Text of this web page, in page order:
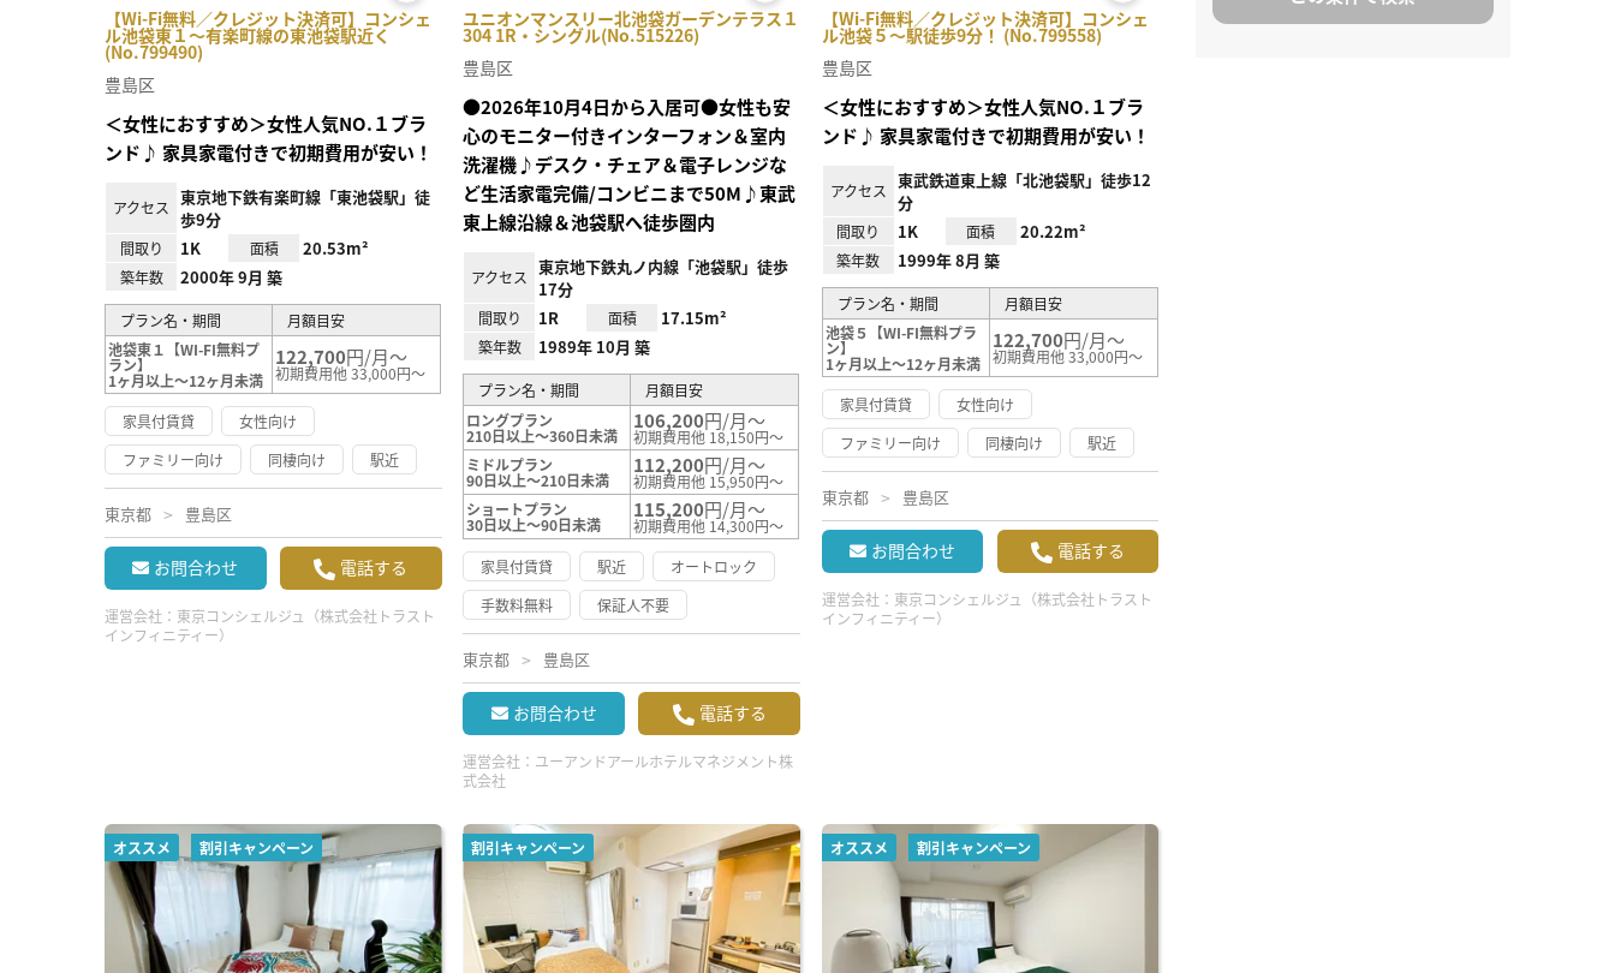
【Wi-Fi無料／クレジット決済可】コンシェ
ル池袋東１～有楽町線の東池袋駅近く
(No.799490)
お気
に入
豊島区
＜女性におすすめ＞女性人気NO.１ブラ
ンド♪ 家具家電付きで初期費用が安い！
アクセス
東京地下鉄有楽町線「東池袋駅」徒
歩9分
間取り 1K 面積 20.53m²
築年数 2000年 9月 築
プラン名・期間
月額目安
池袋東１【WI-FI無料プ
ラン】
1ヶ月以上～12ヶ月未満
122,700円/月～
初期費用他 33,000円～
家具付賃貸
女性向け
ファミリー向け
同棲向け 駅近
東京都 豊島区
お問合わせ 電話する
運営会社： 東京コンシェルジュ（株式会社トラスト
インフィニティー）
ユニオンマンスリー北池袋ガーデンテラス１
304 1R・シングル(No.515226)
お気
に入
豊島区
●2026年10月4日から入居可●女性も安
心のモニター付きインターフォン＆室内
洗濯機♪デスク・チェア＆電子レンジな
ど生活家電完備/コンビニまで50M♪東武
東上線沿線＆池袋駅へ徒歩圏内
アクセス
東京地下鉄丸ノ内線「池袋駅」徒歩
17分
間取り 1R 面積 17.15m²
築年数 1989年 10月 築
プラン名・期間
月額目安
ロングプラン
210日以上～360日未満
106,200円/月～
初期費用他 18,150円～
ミドルプラン
90日以上～210日未満
112,200円/月～
初期費用他 15,950円～
ショートプラン
30日以上～90日未満
115,200円/月～
初期費用他 14,300円～
家具付賃貸
駅近
オートロック
手数料無料
保証人不要
東京都 豊島区
お問合わせ 電話する
運営会社： ユーアンドアールホテルマネジメント株
式会社
【Wi-Fi無料／クレジット決済可】コンシェ
ル池袋５～駅徒歩9分！ (No.799558)
お気
に入
豊島区
＜女性におすすめ＞女性人気NO.１ブラ
ンド♪ 家具家電付きで初期費用が安い！
アクセス
東武鉄道東上線「北池袋駅」徒歩12
分
間取り 1K 面積 20.22m²
築年数 1999年 8月 築
プラン名・期間
月額目安
池袋５【WI-FI無料プラ
ン】
1ヶ月以上～12ヶ月未満
122,700円/月～
初期費用他 33,000円～
家具付賃貸
女性向け
ファミリー向け
同棲向け 駅近
東京都 豊島区
お問合わせ 電話する
運営会社： 東京コンシェルジュ（株式会社トラスト
インフィニティー）
オススメ 割引キャンペーン 割引キャンペーン オススメ 割引キャンペーン